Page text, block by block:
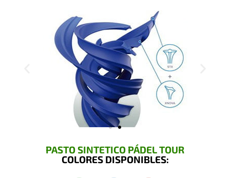
PASTO SINTETICO PÁDEL TOUR
COLORES DISPONIBLES: